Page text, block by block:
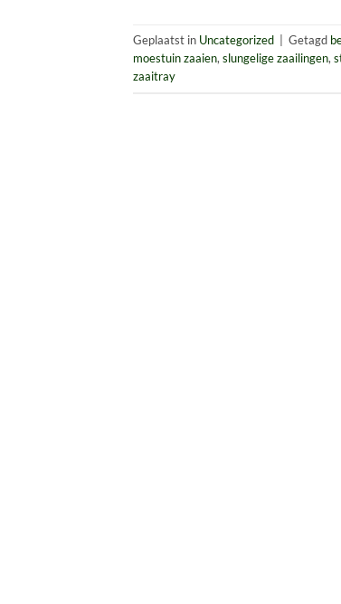
Geplaatst in Uncategorized Getagd
moestuin zaaien, slungelige zaailingen,
zaaitray